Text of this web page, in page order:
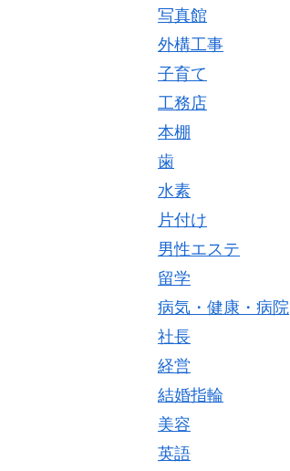
写真館
外構工事
子育て
工務店
本棚
歯
水素
片付け
男性エステ
留学
病気・健康・病院
社長
経営
結婚指輪
美容
英語